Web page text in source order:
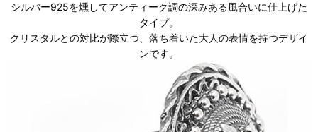
シルバー925を燻してアンティーク調の深みある風合いに仕上げた
タイプ。
クリスタルとの対比が際立つ、落ち着いた大人の表情を持つデザイ
ンです。